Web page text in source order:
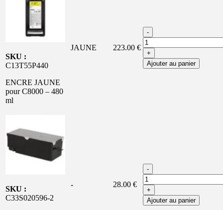
SKU :
C13T55P440
ENCRE JAUNE
pour C8000 – 480
ml
JAUNE 223.00 €
-
+
Ajouter au panier
SKU :
C33S020596-2
- 28.00 €
-
+
Ajouter au panier